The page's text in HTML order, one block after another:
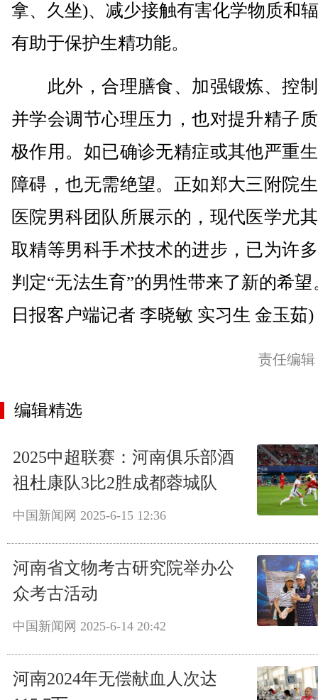
拿、久坐)、减少接触有害化学物质和
有助于保护生精功能。
此外，合理膳食、加强锻炼、控
并学会调节心理压力，也对提升精子
极作用。如已确诊无精症或其他严重
障碍，也无需绝望。正如郑大三附院
医院男科团队所展示的，现代医学尤
取精等男科手术技术的进步，已为许
判定“无法生育”的男性带来了新的希望
日报客户端记者 李晓敏 实习生 金玉茹)
责任编
编辑精选
2025中超联赛：河南俱乐部酒
祖杜康队3比2胜成都蓉城队
中国新闻网 2025-6-15 12:36
河南省文物考古研究院举办公
众考古活动
中国新闻网 2025-6-14 20:42
河南2024年无偿献血人次达